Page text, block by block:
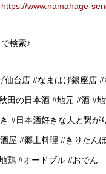
https://www.namahage-
検索♪
仙台店 #なまはげ銀座店
田の日本酒 #地元 #酒 #
#日本酒好きな人と繋が
屋 #郷土料理 #きりたん
鶏 #オードブル #おでん